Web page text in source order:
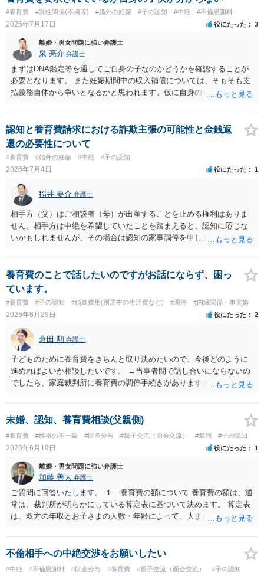
#養育費 #異性関係(不貞等) #婚外の妊娠 #子の認知 #中絶 #不倫慰謝料
2026年7月17日 役にたった 3
離婚・男女問題に強い弁護士
泉 亮介 弁護士
まずはDNA鑑定等を通してご自身の子なのかどうかを確認することが
必要となります。 また妊娠期間中の収入補償については、そもそも支
払義務自体から争いとなるかと思われます。仮に自身の子であったと
相手に弁護士がついているということであれば、依頼をするかしない
かは別として一度ご自身も個別に弁護士に相談をされたほうが良いで
しょう。
認知と養育費請求における詐欺主張の可能性と金銭返
還の必要性について
#養育費 #婚外の妊娠 #中絶 #子の認知
2026年7月4日 役にたった 1
稲井 要介 弁護士
相手方（父）はご相談者（母）が出産することを止める権利はありま
せん。相手方は中絶を希望していたことを踏まえると、認知に応じな
いかもしれませんが、その場合は認知の家事調停を申し立てることに
方に返還すべきものです。
養育費のことで話したいのですがお話にならず、困っ
ています。
#養育費 #子の認知 #婚姻費用(別居中の生活費など) #調停 #内縁関係・事実婚
2026年6月29日 役にたった 2
倉田 勲 弁護士
子どものために養育費をきちんと取り決めたいので、今後どのように
進めればよいか相談したいです。 →当事者間で話し合いにならないの
でしたら、家庭裁判所に養育費の調停手続きがありますので、そちら
養育費の金額を決めるよう勧めてくれます。 仮に合意が成立しなけれ
ば裁判官が金額を判断する審判手続きに進みますので、金額は確実に
未婚、認知、養育費相談(父親側)
#養育費 #性格の不一致 #財産分与 #親子交流（面会交流） #裁判 #子の認知
2026年6月19日 役にたった 1
離婚・男女問題に強い弁護士
加藤 善大 弁護士
ご質問に回答いたします。 １ 養育費の額について 養育費の額は、通
常は、裁判所が明らかにしている算定表に基づいて決めます。 算定表
は、双方の年収とお子さまの人数・年齢によって、大まかな金額がわ
的な金額はわかりません。 例えば、育児中ということで相手女性が働
いていない場合は、年収がゼロか、 年収が１００万円ほどかる前提で
算定することがありますが、 いずれも、月額養育費は４万円から６万
不倫相手への中絶交渉をお願いしたい
#中絶 #不倫慰謝料 #財産分与 #養育費 #親子交流（面会交流） #子の認知